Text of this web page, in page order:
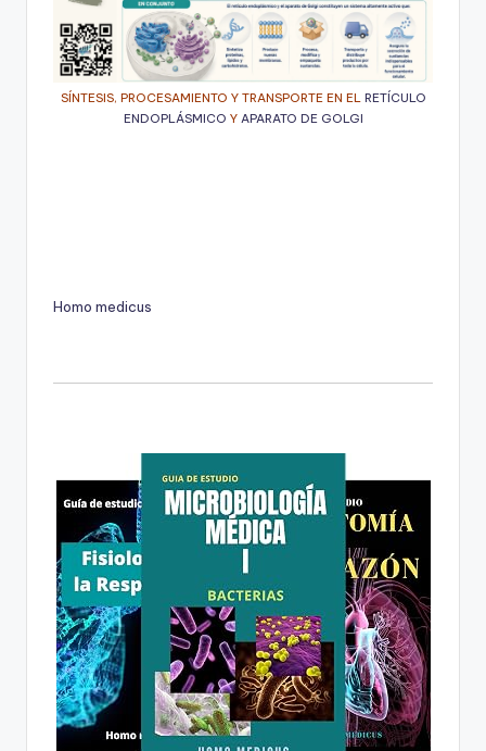
SÍNTESIS, PROCESAMIENTO Y TRANSPORTE EN EL RETÍCULO
ENDOPLÁSMICO Y APARATO DE GOLGI
Homo medicus